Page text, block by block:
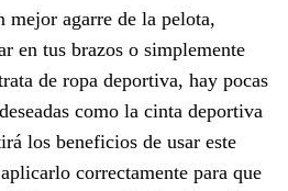
mejor agarre de la pelota,
en tus brazos o simplemente
de ropa deportiva, hay pocas
como la cinta deportiva
los beneficios de usar este
correctamente para que